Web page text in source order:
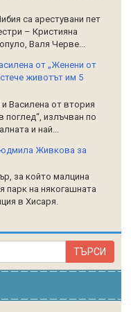
са арестувани пет
– Кристияна
Валя Черве...
от „Женени от
животът им 5
Василена от втория
поглед“, излъчван по
и най...
Живкова за
за който малцина
парк на някогашната
в Хисаря.